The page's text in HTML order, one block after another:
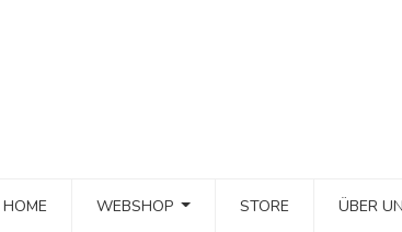
HOME WEBSHOP STORE ÜBER